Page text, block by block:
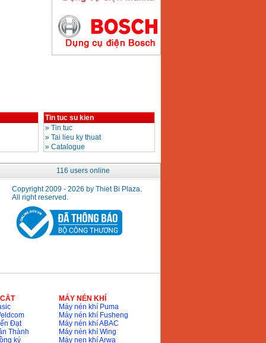
May han que dien tu
May bom nuoc
Koshin SEV 50X
Tin tuc su kien
» Tin tuc
» Tai lieu ky thuat
» Catalogue
116 users online
Copyright 2009 - 2026 by Thiet Bi Plaza.
All right reserved.
Đạt
Thành
ký
MÁY NÉN KHÍ
Máy nén khí Puma
Máy nén khí Fusheng
Máy nén khí ABAC
Máy nén khí Wing
Máy nen khí Arwa